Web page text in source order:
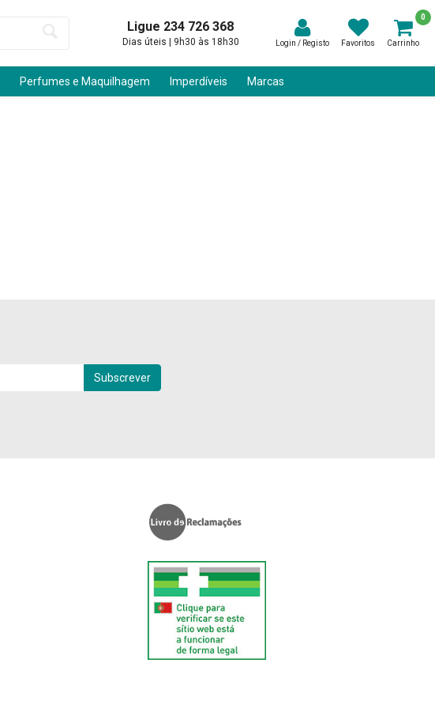
Ligue 234 726 368
Dias úteis | 9h30 às 18h30 Login / Registo Favoritos Carrinho
0
Perfumes e Maquilhagem Imperdíveis Marcas
Subscrever